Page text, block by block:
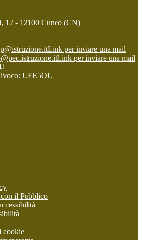
12 - 12100 Cuneo (CN)
Link per inviare una mail
Link per inviare una mail
UFE5OU
il Pubblico
cookie